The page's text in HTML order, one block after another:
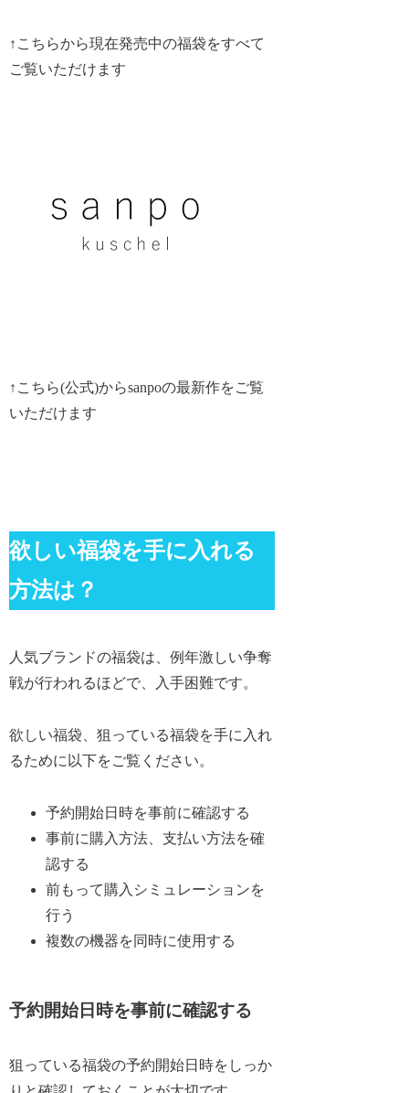
↑こちらから現在発売中の福袋をすべて
ご覧いただけます
↑こちら(公式)からsanpoの最新作をご覧
いただけます
欲しい福袋を手に入れる
方法は？
人気ブランドの福袋は、例年激しい争奪
戦が行われるほどで、入手困難です。
欲しい福袋、狙っている福袋を手に入れ
るために以下をご覧ください。
予約開始日時を事前に確認する
事前に購入方法、支払い方法を確
認する
前もって購入シミュレーションを
行う
複数の機器を同時に使用する
予約開始日時を事前に確認する
狙っている福袋の予約開始日時をしっか